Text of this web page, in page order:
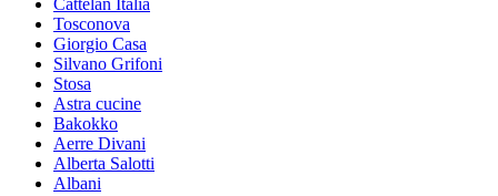
Tosconova
Giorgio Casa
Silvano Grifoni
Stosa
Astra cucine
Bakokko
Aerre Divani
Alberta Salotti
Albani